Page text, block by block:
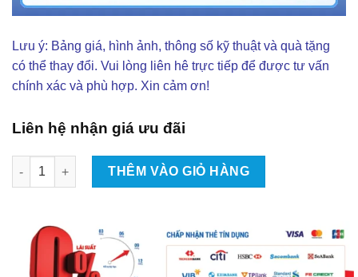
Lưu ý: Bảng giá, hình ảnh, thông số kỹ thuật và quà tặng
có thể thay đổi. Vui lòng liên hê trực tiếp để được tư vấn
chính xác và phù hợp. Xin cảm ơn!
Liên hệ nhận giá ưu đãi
Thay Bình Ắc Quy Delkor Cho Xe Toyota Camry số lượng
THÊM VÀO GIỎ HÀNG